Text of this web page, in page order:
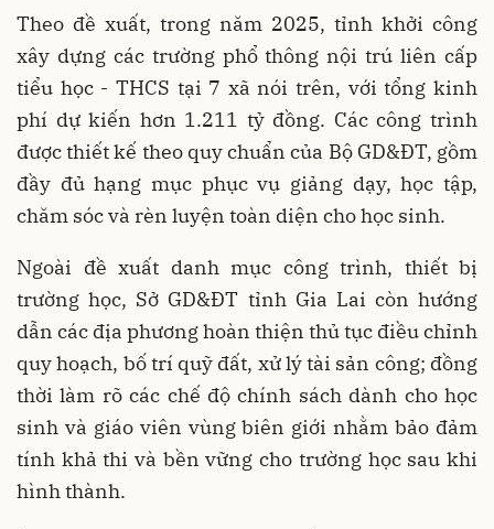
Theo đề xuất, trong năm 2025, tỉnh khởi công
xây dựng các trường phổ thông nội trú liên cấp
tiểu học - THCS tại 7 xã nói trên, với tổng kinh
phí dự kiến hơn 1.211 tỷ đồng. Các công trình
được thiết kế theo quy chuẩn của Bộ GD&ĐT, gồm
đầy đủ hạng mục phục vụ giảng dạy, học tập,
chăm sóc và rèn luyện toàn diện cho học sinh.
Ngoài đề xuất danh mục công trình, thiết bị
trường học, Sở GD&ĐT tỉnh Gia Lai còn hướng
dẫn các địa phương hoàn thiện thủ tục điều chỉnh
quy hoạch, bố trí quỹ đất, xử lý tài sản công; đồng
thời làm rõ các chế độ chính sách dành cho học
sinh và giáo viên vùng biên giới nhằm bảo đảm
tính khả thi và bền vững cho trường học sau khi
hình thành.